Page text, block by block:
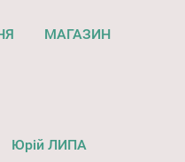
МАГАЗИН
Юрій ЛИПА